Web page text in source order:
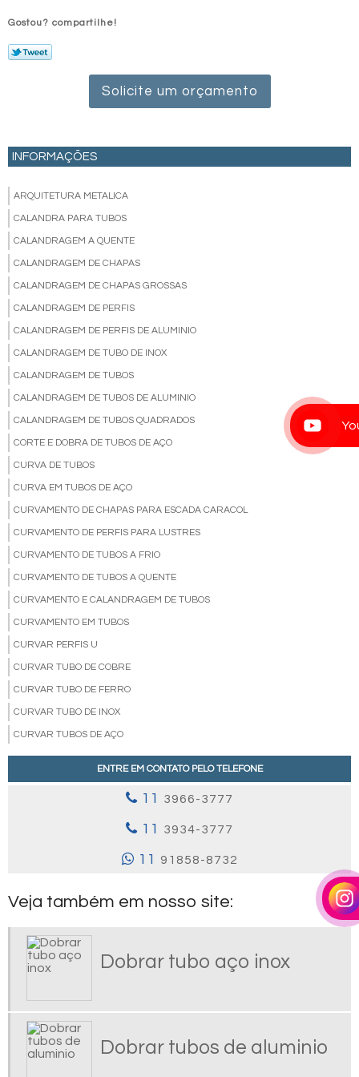
Gostou? compartilhe!
Solicite um orçamento
INFORMAÇÕES
ARQUITETURA METALICA
CALANDRA PARA TUBOS
CALANDRAGEM A QUENTE
CALANDRAGEM DE CHAPAS
CALANDRAGEM DE CHAPAS GROSSAS
CALANDRAGEM DE PERFIS
CALANDRAGEM DE PERFIS DE ALUMINIO
CALANDRAGEM DE TUBO DE INOX
CALANDRAGEM DE TUBOS
CALANDRAGEM DE TUBOS DE ALUMINIO
CALANDRAGEM DE TUBOS QUADRADOS
CORTE E DOBRA DE TUBOS DE AÇO
CURVA DE TUBOS
CURVA EM TUBOS DE AÇO
CURVAMENTO DE CHAPAS PARA ESCADA CARACOL
CURVAMENTO DE PERFIS PARA LUSTRES
CURVAMENTO DE TUBOS A FRIO
CURVAMENTO DE TUBOS A QUENTE
CURVAMENTO E CALANDRAGEM DE TUBOS
CURVAMENTO EM TUBOS
CURVAR PERFIS U
CURVAR TUBO DE COBRE
CURVAR TUBO DE FERRO
CURVAR TUBO DE INOX
CURVAR TUBOS DE AÇO
CURVAR TUBOS DE AÇO INOX
DESEMPENO DE EIXO VALOR
DOBRAR TUBOS DE ALUMINIO
EIXOS PARA BATEDEIRAS DE MASSA
FABRICAÇÃO DE CALDEIRARIA PESADA
FABRICANTE DE SERPENTINA INDUSTRIAL
FORMAS DE CONCRETO ARMADO
ENTRE EM CONTATO PELO TELEFONE
11 3966-3777
11 3934-3777
11 91858-8732
Veja também em nosso site:
Dobrar tubo aço inox
Dobrar tubos de aluminio